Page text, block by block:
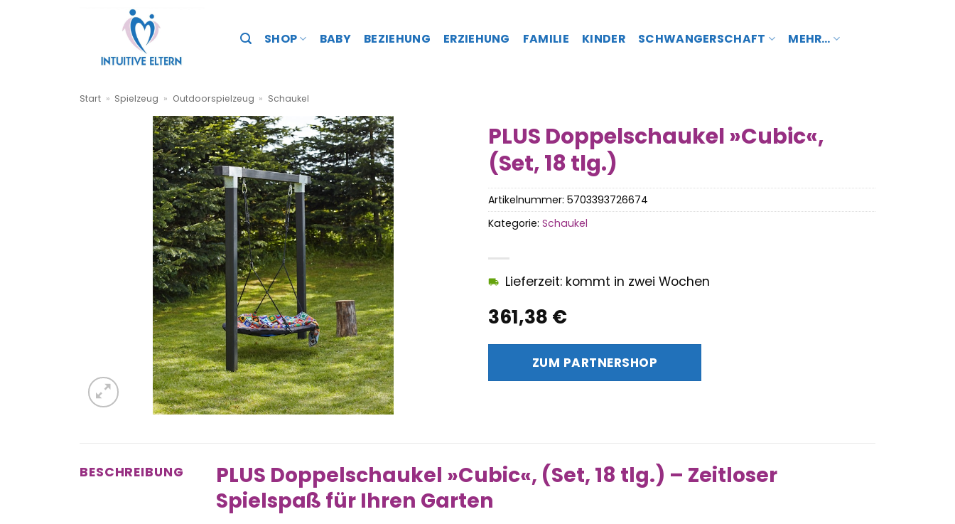
SHOP BABY BEZIEHUNG ERZIEHUNG FAMILIE KINDER SCHWANGERSCHAFT MEHR…
Start » Spielzeug » Outdoorspielzeug » Schaukel
PLUS Doppelschaukel »Cubic«,
(Set, 18 tlg.)
361,38 €
Lieferzeit: kommt in zwei Wochen
ZUM PARTNERSHOP
Artikelnummer: 5703393726674
Kategorie: Schaukel
BESCHREIBUNG
PLUS Doppelschaukel »Cubic«, (Set, 18 tlg.) – Zeitloser
Spielspaß für Ihren Garten